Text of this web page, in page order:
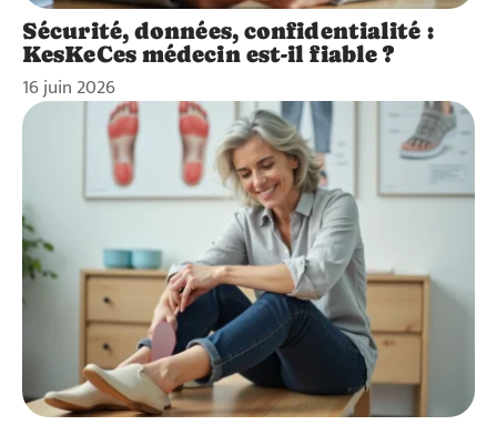
Sécurité, données, confidentialité :
KesKeCes médecin est-il fiable ?
16 juin 2026